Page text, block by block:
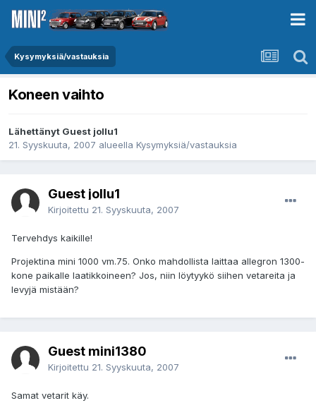
Kysymyksiä/vastauksia
Koneen vaihto
Lähettänyt Guest jollu1
21. Syyskuuta, 2007 alueella Kysymyksiä/vastauksia
Guest jollu1
Kirjoitettu 21. Syyskuuta, 2007
Tervehdys kaikille!
Projektina mini 1000 vm.75. Onko mahdollista laittaa allegron 1300-
kone paikalle laatikkoineen? Jos, niin löytyykö siihen vetareita ja
levyjä mistään?
Guest mini1380
Kirjoitettu 21. Syyskuuta, 2007
Samat vetarit käy.